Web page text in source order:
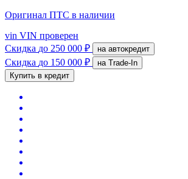
Оригинал ПТС в наличии
vin VIN проверен
Скидка до 250 000 ₽ на автокредит
Скидка до 150 000 ₽
на Trade-In
Купить в кредит